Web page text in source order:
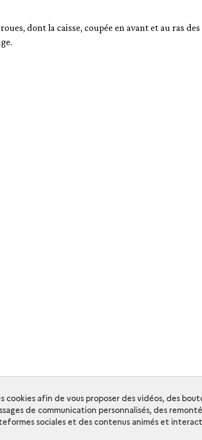
dont la caisse, coupée en avant et au ras
cookies afin de vous proposer des vidéos, des
de communication personnalisés, des
sociales et des contenus animés et